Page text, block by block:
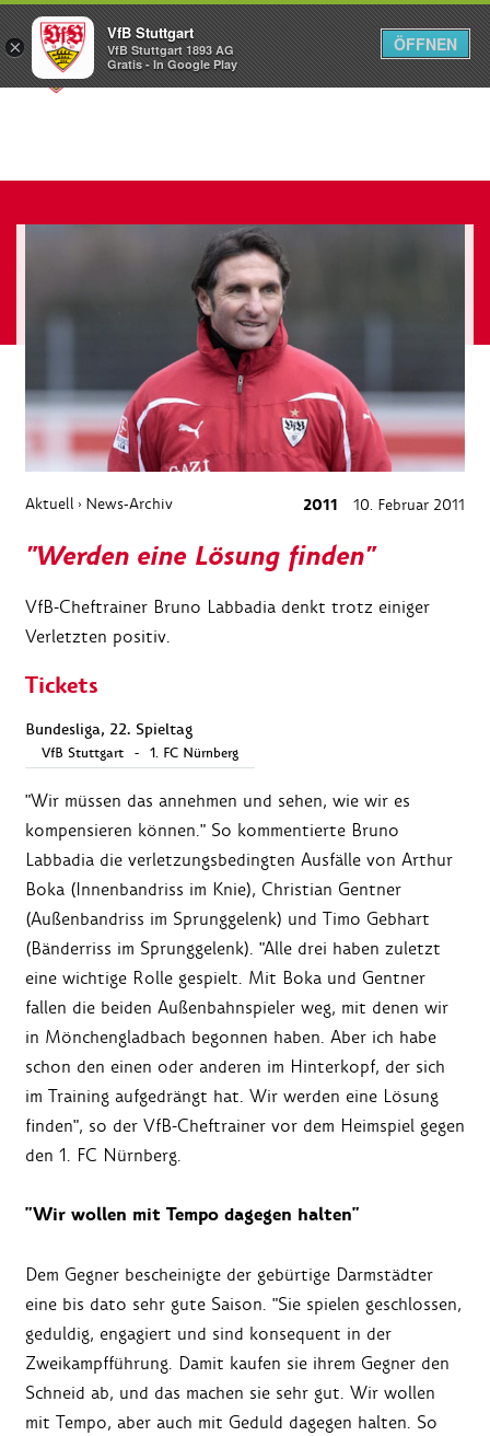
Menü
Aktuell › News-Archiv 2011 10. Februar 2011
"Werden eine Lösung finden"
VfB-Cheftrainer Bruno Labbadia denkt trotz einiger
Verletzten positiv.
Tickets
Bundesliga, 22. Spieltag
VfB Stuttgart - 1. FC Nürnberg
"Wir müssen das annehmen und sehen, wie wir es
kompensieren können." So kommentierte Bruno
Labbadia die verletzungsbedingten Ausfälle von Arthur
Boka (Innenbandriss im Knie), Christian Gentner
(Außenbandriss im Sprunggelenk) und Timo Gebhart
(Bänderriss im Sprunggelenk). "Alle drei haben zuletzt
eine wichtige Rolle gespielt. Mit Boka und Gentner
fallen die beiden Außenbahnspieler weg, mit denen wir
in Mönchengladbach begonnen haben. Aber ich habe
schon den einen oder anderen im Hinterkopf, der sich
im Training aufgedrängt hat. Wir werden eine Lösung
finden", so der VfB-Cheftrainer vor dem Heimspiel gegen
den 1. FC Nürnberg.
"Wir wollen mit Tempo dagegen halten"
Dem Gegner bescheinigte der gebürtige Darmstädter
eine bis dato sehr gute Saison. "Sie spielen geschlossen,
geduldig, engagiert und sind konsequent in der
Zweikampfführung. Damit kaufen sie ihrem Gegner den
Schneid ab, und das machen sie sehr gut. Wir wollen
mit Tempo, aber auch mit Geduld dagegen halten. So
×
VfB Stuttgart
VfB Stuttgart 1893 AG
Gratis - In Google Play
ÖFFNEN